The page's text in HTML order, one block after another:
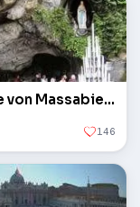
Grotte von Massabielle
146